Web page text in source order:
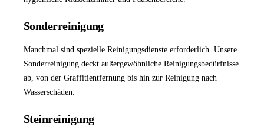
Sonderreinigung
Manchmal sind spezielle Reinigungsdienste erforderlich. Unsere
Sonderreinigung deckt außergewöhnliche Reinigungsbedürfnisse
ab, von der Graffitientfernung bis hin zur Reinigung nach
Wasserschäden.
Steinreinigung